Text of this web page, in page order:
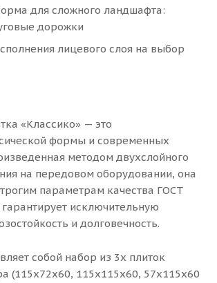
для сложного ландшафта:
дорожки
лицевого слоя на выбор
«Классико» — это
формы и современных
методом двухслойного
на передовом оборудовании, она
параметрам качества ГОСТ
гарантирует исключительную
и долговечность.
собой набор из 3х плиток
(115х72х60, 115х115х60, 57х115х60